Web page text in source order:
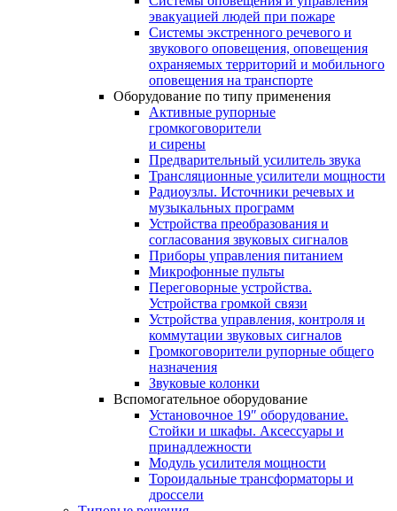
эвакуацией людей при пожаре
Системы экстренного речевого и
звукового оповещения, оповещения
охраняемых территорий и мобильного
оповещения на транспорте
Оборудование по типу применения
Активные рупорные
громкоговорители
и сирены
Предварительный усилитель звука
Трансляционные усилители мощности
Радиоузлы. Источники речевых и
музыкальных программ
Устройства преобразования и
согласования звуковых сигналов
Приборы управления питанием
Микрофонные пульты
Переговорные устройства.
Устройства громкой связи
Устройства управления, контроля и
коммутации звуковых сигналов
Громкоговорители рупорные общего
назначения
Звуковые колонки
Вспомогательное оборудование
Установочное 19″ оборудование.
Стойки и шкафы. Аксессуары и
принадлежности
Модуль усилителя мощности
Тороидальные трансформаторы и
дроссели